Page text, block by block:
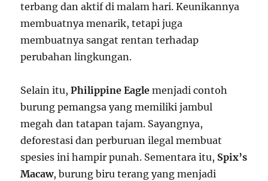
terbang dan aktif di malam hari. Keunikannya
membuatnya menarik, tetapi juga
membuatnya sangat rentan terhadap
perubahan lingkungan.
Selain itu,Philippine Eagle menjadi contoh
burung pemangsa yang memiliki jambul
megah dan tatapan tajam. Sayangnya,
deforestasi dan perburuan ilegal membuat
spesies ini hampir punah. Sementara itu, Spix’s
Macaw, burung biru terang yang menjadi